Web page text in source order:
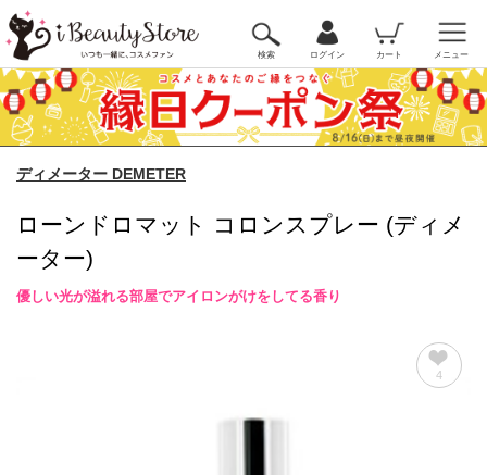
検索 ログイン カート メニュー
ディメーター DEMETER
ローンドロマット コロンスプレー (ディメ
ーター)
優しい光が溢れる部屋でアイロンがけをしてる香り
4